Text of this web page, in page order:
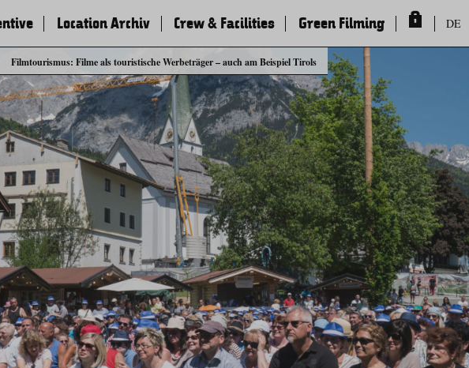
Filmtourismus: Filme als touristische Werbeträger – auch am Beispiel Tirols
Location Archiv Crew & Facilities Green Filming DE